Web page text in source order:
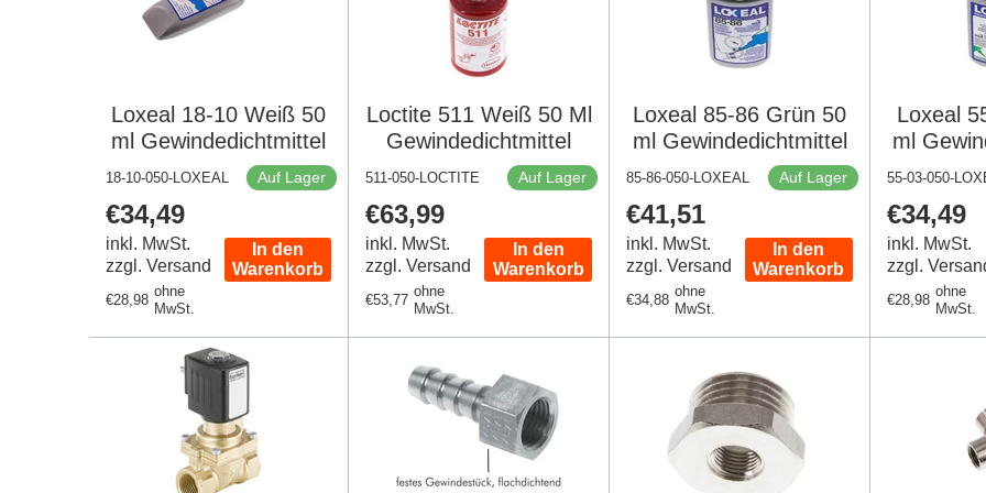
Loxeal 18-10 Weiß 50
ml Gewindedichtmittel
18-10-050-LOXEAL Auf Lager
Regulärer
Preis
€34,49
inkl. MwSt.
zzgl. Versand
Regulärer
€28,98
ohne
MwSt.
In den
Warenkorb
Loctite 511 Weiß 50 Ml
Gewindedichtmittel
511-050-LOCTITE Auf Lager
Regulärer
Preis
€63,99
inkl. MwSt.
zzgl. Versand
Regulärer
€53,77
ohne
MwSt.
In den
Warenkorb
Loxeal 85-86 Grün 50
ml Gewindedichtmittel
85-86-050-LOXEAL Auf Lager
Regulärer
Preis
€41,51
inkl. MwSt.
zzgl. Versand
Regulärer
€34,88
ohne
MwSt.
In den
Warenkorb
Loxeal
ml
55-03-050-
Preis
€34,49
inkl. MwSt.
zzgl.
Regulärer
€28,98
ohne
MwSt.